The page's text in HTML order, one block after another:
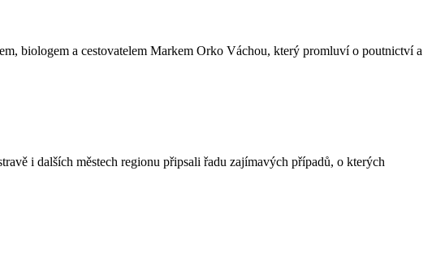
biologem a cestovatelem Markem Orko Váchou, který promluví o poutnictví a
i dalších městech regionu připsali řadu zajímavých případů, o kterých